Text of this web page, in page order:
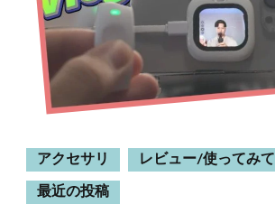
アクセサリ
レビュー/使ってみて
最近の投稿